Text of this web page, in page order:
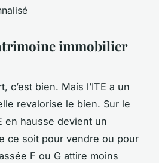
immobilier
c’est bien. Mais l’ITE a un
revalorise le bien. Sur le
en hausse devient un
ce soit pour vendre ou pour
F ou G attire moins